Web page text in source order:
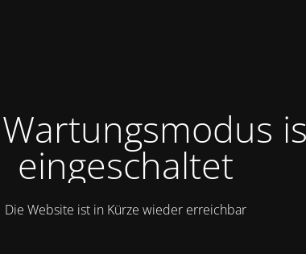
eingeschaltet
Die Website ist in Kürze wieder erreichbar